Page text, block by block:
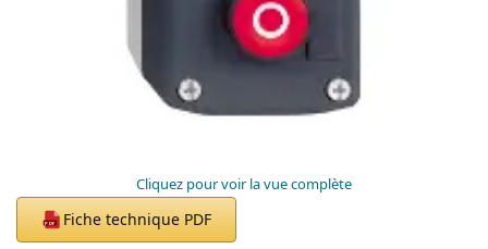
Cliquez pour voir la vue complète
PDF Fiche technique PDF